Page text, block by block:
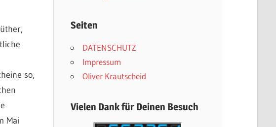
so,
Mai
Seiten
DATENSCHUTZ
Impressum
Oliver Krautscheid
Vielen Dank für Deinen Besuch